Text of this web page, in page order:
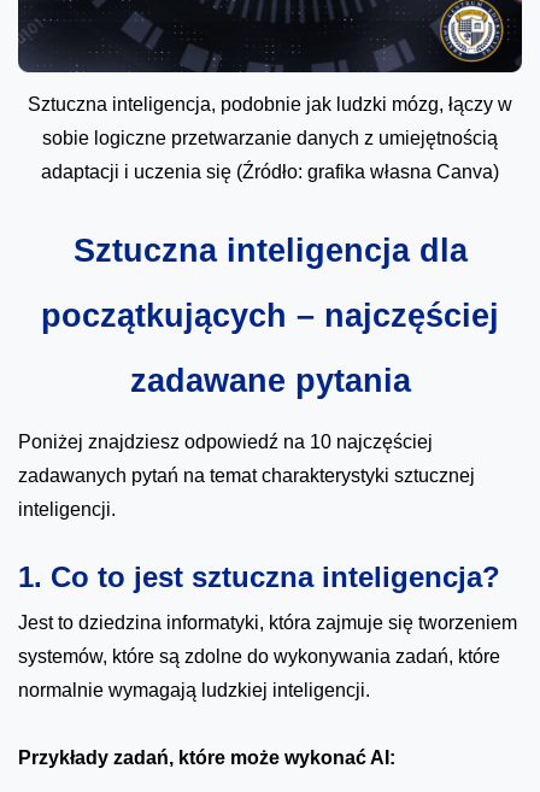
Sztuczna inteligencja, podobnie jak ludzki mózg, łączy w
sobie logiczne przetwarzanie danych z umiejętnością
adaptacji i uczenia się (Źródło: grafika własna Canva)
Sztuczna inteligencja dla
początkujących – najczęściej
zadawane pytania
Poniżej znajdziesz odpowiedź na 10 najczęściej
zadawanych pytań na temat charakterystyki sztucznej
inteligencji.
1. Co to jest sztuczna inteligencja?
Jest to dziedzina informatyki, która zajmuje się tworzeniem
systemów, które są zdolne do wykonywania zadań, które
normalnie wymagają ludzkiej inteligencji.
Przykłady zadań, które może wykonać AI: